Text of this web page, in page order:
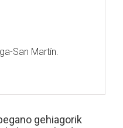
San Martín.
gehiagorik